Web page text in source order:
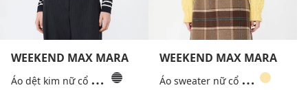
WEEKEND MAX MARA
Á
o dệt kim nữ cổ tròn tay dài Wkdsicilia
WEEKEND MAX MARA
Á
o sweater nữ cổ tròn tay dài Wkdalben